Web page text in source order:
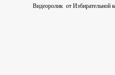
Видеоролик от Избирательной